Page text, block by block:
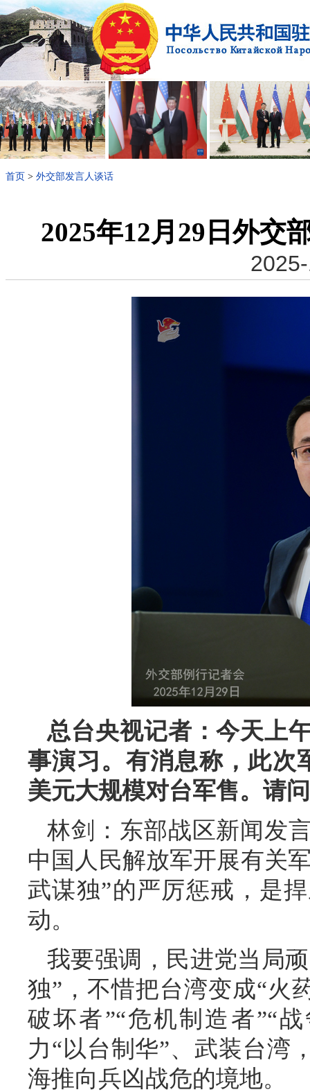
首页 > 外交部发言人谈话
2025年12月29日外交
总台央视记者：今天上
事演习。有消息称，此次
美元大规模对台军售。请
林剑：东部战区新闻发
中国人民解放军开展有关
武谋独”的严厉惩戒，是
动。
我要强调，民进党当局
独”，不惜把台湾变成“火
破坏者”“危机制造者”“
力“以台制华”、武装台湾
海推向兵凶战危的境地。